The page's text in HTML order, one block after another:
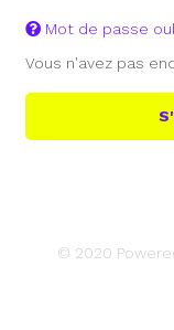
Mot de passe
Vous n'avez pas
© 2020